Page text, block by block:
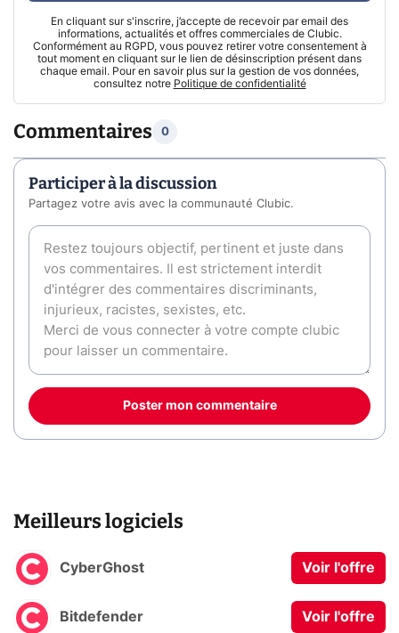
En cliquant sur s'inscrire, j’accepte de recevoir par email des
informations, actualités et offres commerciales de Clubic.
Conformément au RGPD, vous pouvez retirer votre consentement à
tout moment en cliquant sur le lien de désinscription présent dans
chaque email. Pour en savoir plus sur la gestion de vos données,
consultez notre Politique de confidentialité
Commentaires 0
Participer à la discussion
Partagez votre avis avec la communauté Clubic.
Poster mon commentaire
Meilleurs logiciels
CyberGhost Voir l'offre
Bitdefender Voir l'offre